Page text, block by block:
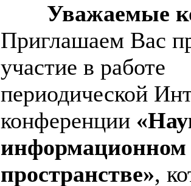
Уважаемые
Приглашаем Вас
участие в работе
периодической
конференции «
информационном
пространстве»,